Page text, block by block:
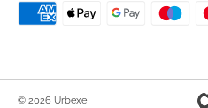
© 2026 Urbexe